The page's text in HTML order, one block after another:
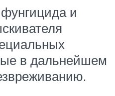
и
в дальнейшем